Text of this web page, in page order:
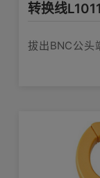
转换线L1011
拔出BNC公头